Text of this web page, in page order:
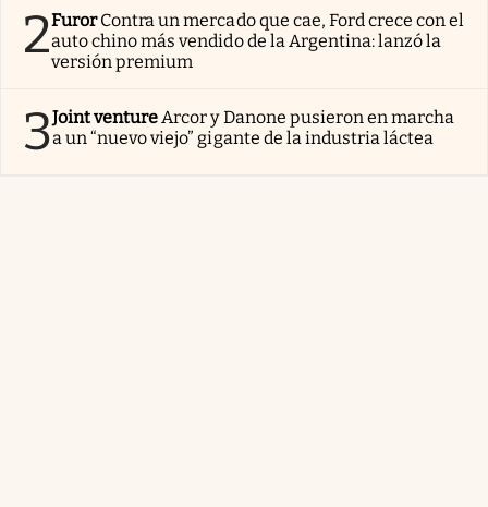
2Furor Contra un mercado que cae, Ford crece con el
auto chino más vendido de la Argentina: lanzó la
versión premium
3Joint ventureArcor y Danone pusieron en marcha
a un “nuevo viejo” gigante de la industria láctea